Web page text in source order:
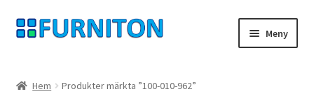
Hoppa
till
Hoppa
till
Meny
Hem Produkter märkta ”100-010-962”